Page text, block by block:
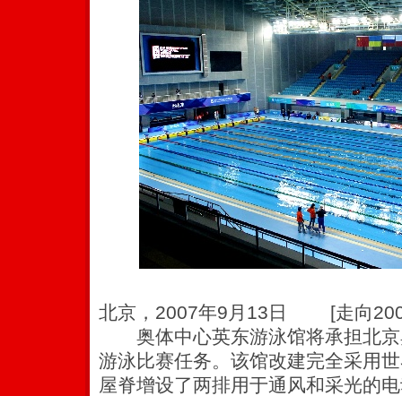
北京，2007年9月13日 [走向
奥体中心英东游泳馆将承担北京
游泳比赛任务。该馆改建完全采用
屋脊增设了两排用于通风和采光的